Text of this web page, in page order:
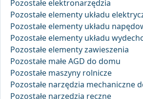
Pozostałe elektronarzędzia
Pozostałe elementy układu
Pozostałe elementy układu
Pozostałe elementy układu
Pozostałe elementy zawieszenia
Pozostałe małe AGD do domu
Pozostałe maszyny rolnicze
Pozostałe narzędzia mechaniczne
Pozostałe narzędzia ręczne